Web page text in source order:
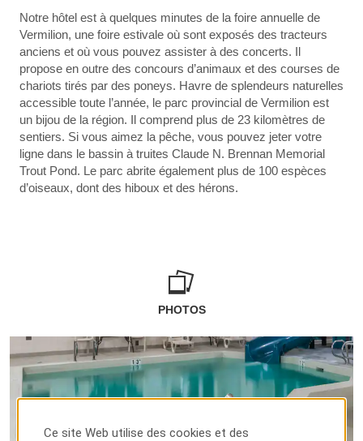
Notre hôtel est à quelques minutes de la foire annuelle de
Vermilion, une foire estivale où sont exposés des tracteurs
anciens et où vous pouvez assister à des concerts. Il
propose en outre des concours d’animaux et des courses de
chariots tirés par des poneys. Havre de splendeurs naturelles
accessible toute l’année, le parc provincial de Vermilion est
un bijou de la région. Il comprend plus de 23 kilomètres de
sentiers. Si vous aimez la pêche, vous pouvez jeter votre
ligne dans le bassin à truites Claude N. Brennan Memorial
Trout Pond. Le parc abrite également plus de 100 espèces
d’oiseaux, dont des hiboux et des hérons.
PHOTOS
Ce site Web utilise des cookies et des